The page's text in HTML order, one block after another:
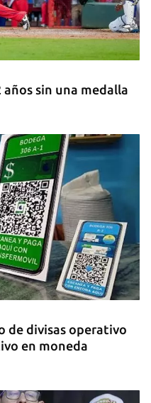
7 de agosto de
sin una medalla
de divisas operativo
en moneda